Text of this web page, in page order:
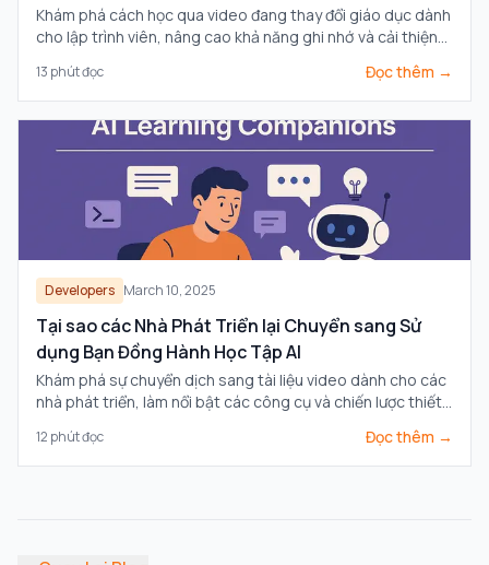
Khám phá cách học qua video đang thay đổi giáo dục dành
cho lập trình viên, nâng cao khả năng ghi nhớ và cải thiện
13 phút đọc Đọc thêm →
Developers March 10, 2025
Tại sao các Nhà Phát Triển lại Chuyển sang Sử
dụng Bạn Đồng Hành Học Tập AI
Khám phá sự chuyển dịch sang tài liệu video dành cho các
nhà phát triển, làm nổi bật các công cụ và chiến lược thiết
nhóm.
12 phút đọc Đọc thêm →